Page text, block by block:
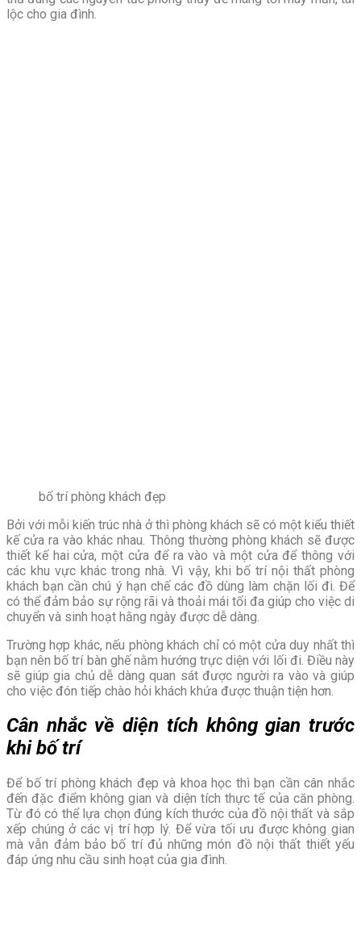
lộc cho gia đình.
bố trí phòng khách đẹp
Bởi với mỗi kiến trúc nhà ở thì phòng khách sẽ có một kiểu thiết
kế cửa ra vào khác nhau. Thông thường phòng khách sẽ được
thiết kế hai cửa, một cửa để ra vào và một cửa để thông với
các khu vực khác trong nhà. Vì vậy, khi bố trí nội thất phòng
khách bạn cần chú ý hạn chế các đồ dùng làm chặn lối đi. Để
có thể đảm bảo sự rộng rãi và thoải mái tối đa giúp cho việc di
chuyển và sinh hoạt hằng ngày được dễ dàng.
Trường hợp khác, nếu phòng khách chỉ có một cửa duy nhất thì
bạn nên bố trí bàn ghế nằm hướng trực diện với lối đi. Điều này
sẽ giúp gia chủ dễ dàng quan sát được người ra vào và giúp
cho việc đón tiếp chào hỏi khách khứa được thuận tiện hơn.
Cân nhắc về diện tích không gian trước
khi bố trí
Để bố trí phòng khách đẹp và khoa học thì bạn cần cân nhắc
đến đặc điểm không gian và diện tích thực tế của căn phòng.
Từ đó có thể lựa chọn đúng kích thước của đồ nội thất và sắp
xếp chúng ở các vị trí hợp lý. Để vừa tối ưu được không gian
mà vẫn đảm bảo bố trí đủ những món đồ nội thất thiết yếu
đáp ứng nhu cầu sinh hoạt của gia đình.